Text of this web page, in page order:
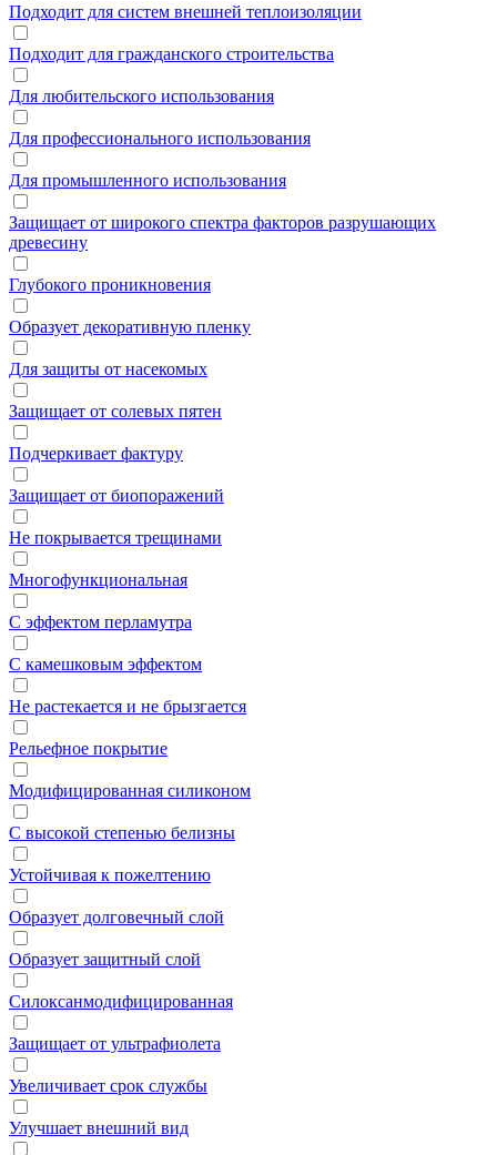
Подходит для систем внешней теплоизоляции
Подходит для гражданского строительства
Для любительского использования
Для профессионального использования
Для промышленного использования
Защищает от широкого спектра факторов разрушающих
древесину
Глубокого проникновения
Образует декоративную пленку
Для защиты от насекомых
Защищает от солевых пятен
Подчеркивает фактуру
Защищает от биопоражений
Не покрывается трещинами
Многофункциональная
С эффектом перламутра
С камешковым эффектом
Не растекается и не брызгается
Рельефное покрытие
Модифицированная силиконом
С высокой степенью белизны
Устойчивая к пожелтению
Образует долговечный слой
Образует защитный слой
Силоксанмодифицированная
Защищает от ультрафиолета
Увеличивает срок службы
Улучшает внешний вид